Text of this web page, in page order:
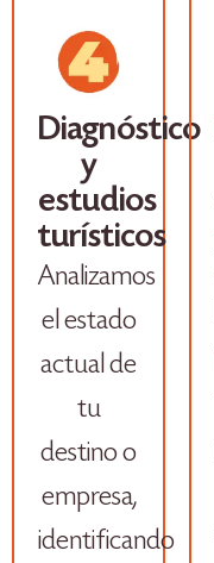
Diagnóstico
y
estudios
turísticos
Analizamos
el estado
actual de
tu
destino o
empresa,
identificando